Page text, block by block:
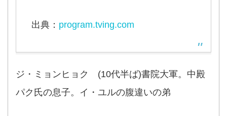
出典： program.tving.com
ジ・ミョンヒョク (10代半ば)書院大軍。中殿
パク氏の息子。イ・ユルの腹違いの弟